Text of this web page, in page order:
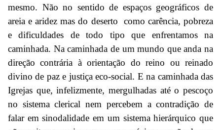
mesmo. Não no sentido de espaços geográficos de
areia e aridez mas do deserto como carência, pobreza
e dificuldades de todo tipo que enfrentamos na
caminhada. Na caminhada de um mundo que anda na
direção contrária à orientação do reino ou reinado
divino de paz e justiça eco-social. E na caminhada das
Igrejas que, infelizmente, mergulhadas até o pescoço
no sistema clerical nem percebem a contradição de
falar em sinodalidade em um sistema hierárquico que